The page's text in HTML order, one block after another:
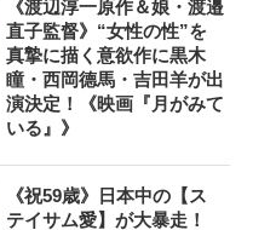
《渡辺淳一原作＆娘・渡邉
直子監督》“女性の性”を
真摯に描く意欲作に黒木
瞳・西岡德馬・吉田羊が出
演決定！《映画『月がみて
いる』》
《祝59歳》日本中の【ス
テイサム愛】が大暴走！